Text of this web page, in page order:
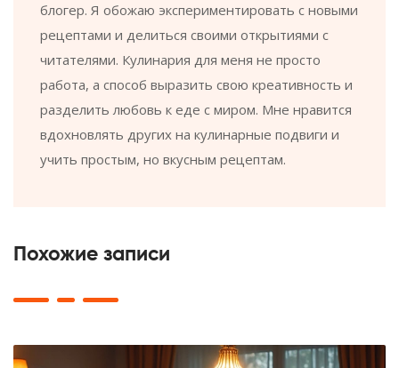
блогер. Я обожаю экспериментировать с новыми
рецептами и делиться своими открытиями с
читателями. Кулинария для меня не просто
работа, а способ выразить свою креативность и
разделить любовь к еде с миром. Мне нравится
вдохновлять других на кулинарные подвиги и
учить простым, но вкусным рецептам.
Похожие записи